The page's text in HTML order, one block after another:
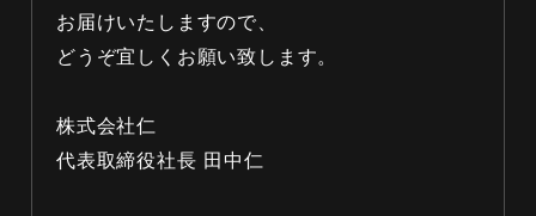
お届けいたしますので、
どうぞ宜しくお願い致します。
株式会社仁
代表取締役社長 田中仁